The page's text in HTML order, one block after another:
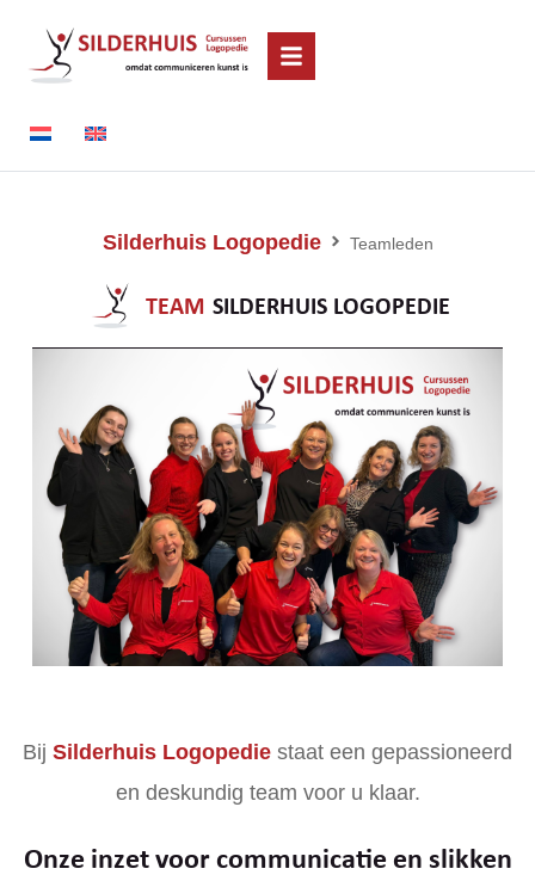
Silderhuis Logopedie Teamleden
TEAM SILDERHUIS LOGOPEDIE
Bij Silderhuis Logopedie staat een gepassioneerd
en deskundig team voor u klaar.
Onze inzet voor communicatie en slikken